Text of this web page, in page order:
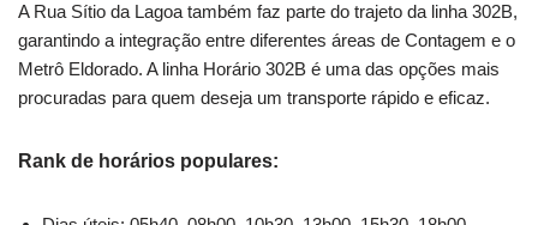
A Rua Sítio da Lagoa também faz parte do trajeto da linha 302B,
garantindo a integração entre diferentes áreas de Contagem e o
Metrô Eldorado. A linha Horário 302B é uma das opções mais
procuradas para quem deseja um transporte rápido e eficaz.
Rank de horários populares: